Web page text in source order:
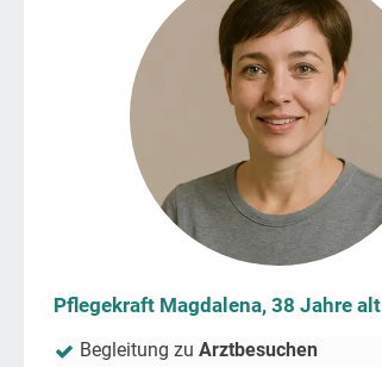
Pflegekraft Magdalena, 38 Jahre alt
Begleitung zu Arztbesuchen